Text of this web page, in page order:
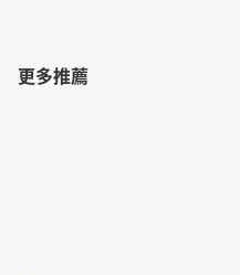
更多推薦